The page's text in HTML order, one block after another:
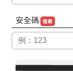
安全碼 需要